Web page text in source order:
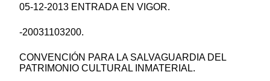
05-12-2013 ENTRADA EN VIGOR.
-20031103200.
CONVENCIÓN PARA LA SALVAGUARDIA DEL
PATRIMONIO CULTURAL INMATERIAL.